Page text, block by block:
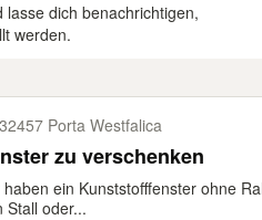
dich benachrichtigen,
werden.
32457 Porta Westfalica
zu verschenken
haben ein Kunststofffenster ohne
Stall oder...